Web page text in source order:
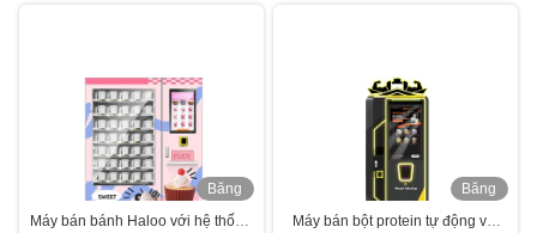
Băng
hình
Máy bán bánh Haloo với hệ thống
Băng
Máy bán bột protein tự động với